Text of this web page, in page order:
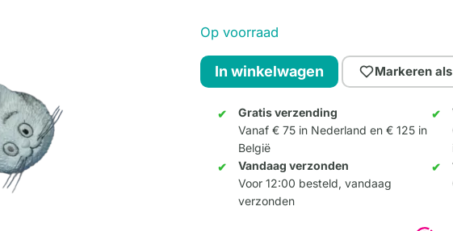
Op voorraad
Dubout
On
Joue
aantal
In winkelwagen Markeren
Gratis verzending
Vanaf € 75 in Nederland en € 125 in
België
Vandaag verzonden
Voor 12:00 besteld, vandaag
verzonden